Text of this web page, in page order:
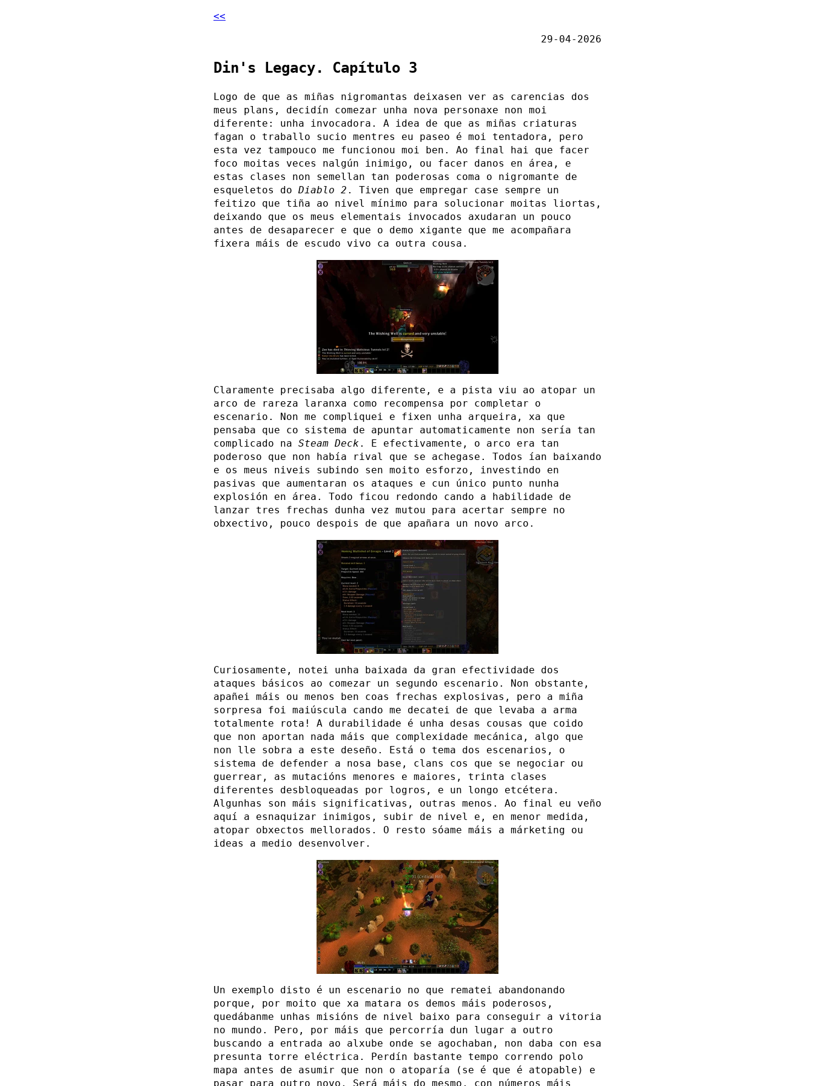
<<
29-04-2026
Din's Legacy. Capítulo 3
Logo de que as miñas nigromantas deixasen ver as carencias dos
meus plans, decidín comezar unha nova personaxe non moi
diferente: unha invocadora. A idea de que as miñas criaturas
fagan o traballo sucio mentres eu paseo é moi tentadora, pero
esta vez tampouco me funcionou moi ben. Ao final hai que facer
foco moitas veces nalgún inimigo, ou facer danos en área, e
estas clases non semellan tan poderosas coma o nigromante de
esqueletos do Diablo 2 . Tiven que empregar case sempre un
feitizo que tiña ao nivel mínimo para solucionar moitas liortas,
deixando que os meus elementais invocados axudaran un pouco
antes de desaparecer e que o demo xigante que me acompañara
fixera máis de escudo vivo ca outra cousa.
Claramente precisaba algo diferente, e a pista viu ao atopar un
arco de rareza laranxa como recompensa por completar o
escenario. Non me compliquei e fixen unha arqueira, xa que
pensaba que co sistema de apuntar automaticamente non sería tan
complicado na Steam Deck . E efectivamente, o arco era tan
poderoso que non había rival que se achegase. Todos ían baixando
e os meus niveis subindo sen moito esforzo, investindo en
pasivas que aumentaran os ataques e cun único punto nunha
explosión en área. Todo ficou redondo cando a habilidade de
lanzar tres frechas dunha vez mutou para acertar sempre no
obxectivo, pouco despois de que apañara un novo arco.
Curiosamente, notei unha baixada da gran efectividade dos
ataques básicos ao comezar un segundo escenario. Non obstante,
apañei máis ou menos ben coas frechas explosivas, pero a miña
sorpresa foi maiúscula cando me decatei de que levaba a arma
totalmente rota! A durabilidade é unha desas cousas que coido
que non aportan nada máis que complexidade mecánica, algo que
non lle sobra a este deseño. Está o tema dos escenarios, o
sistema de defender a nosa base, clans cos que se negociar ou
guerrear, as mutacións menores e maiores, trinta clases
diferentes desbloqueadas por logros, e un longo etcétera.
Algunhas son máis significativas, outras menos. Ao final eu veño
aquí a esnaquizar inimigos, subir de nivel e, en menor medida,
atopar obxectos mellorados. O resto sóame máis a márketing ou
ideas a medio desenvolver.
Un exemplo disto é un escenario no que rematei abandonando
porque, por moito que xa matara os demos máis poderosos,
quedábanme unhas misións de nivel baixo para conseguir a vitoria
no mundo. Pero, por máis que percorría dun lugar a outro
buscando a entrada ao alxube onde se agochaban, non daba con esa
presunta torre eléctrica. Perdín bastante tempo correndo polo
mapa antes de asumir que non o atoparía (se é que é atopable) e
pasar para outro novo. Será máis do mesmo, con números máis